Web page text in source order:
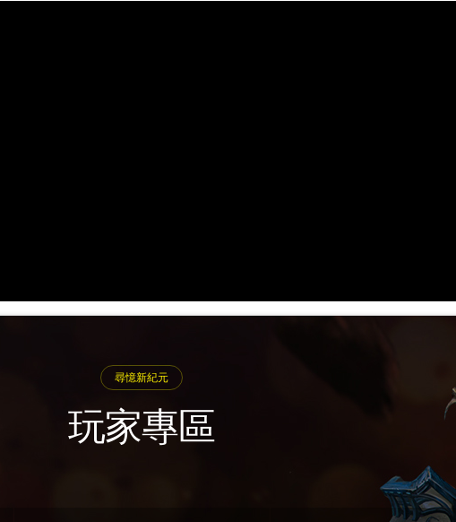
尋憶新紀元
玩家專區